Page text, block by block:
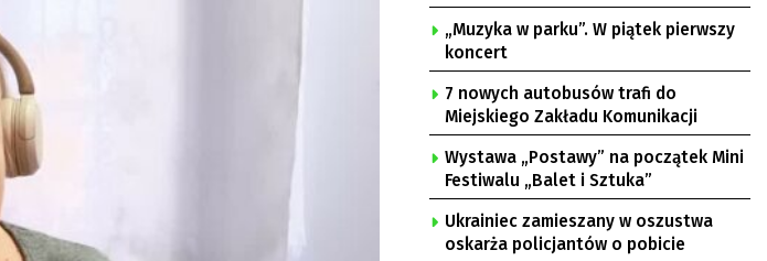
„Muzyka w parku”. W piątek pierwszy
koncert
7 nowych autobusów trafi do
Miejskiego Zakładu Komunikacji
Wystawa „Postawy” na początek Mini
Festiwalu „Balet i Sztuka”
Ukrainiec zamieszany w oszustwa
oskarża policjantów o pobicie